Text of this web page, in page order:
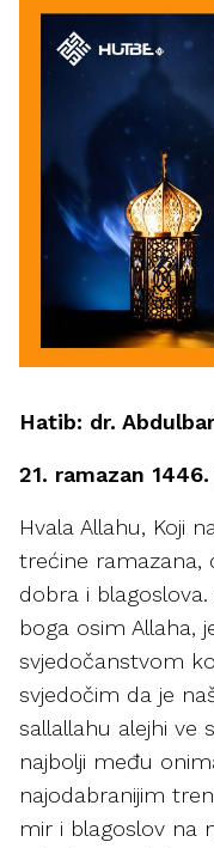
Hatib: dr.
21. ramazan
Hvala Allahu, Koji
trećine ramazana,
dobra i
boga osim Allaha,
svjedočanstvom
svjedočim da je
sallallahu alejhi ve
najbolji među
najodabranijim
mir i blagoslov na